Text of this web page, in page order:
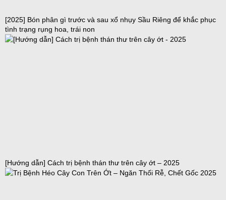
[2025] Bón phân gì trước và sau xổ nhụy Sầu Riêng để khắc phục
tình trạng rụng hoa, trái non
[Hướng dẫn] Cách trị bệnh thán thư trên cây ớt – 2025